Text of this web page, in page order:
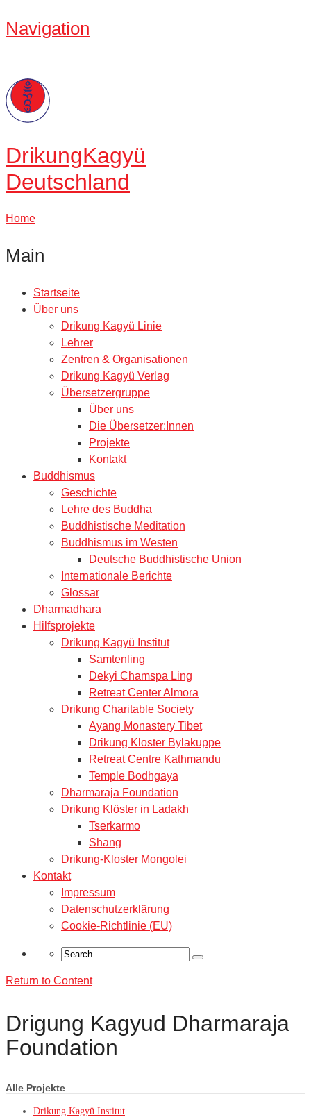
Navigation
DrikungKagyü
Deutschland
Home
Main
Startseite
Über uns
Drikung Kagyü Linie
Lehrer
Zentren & Organisationen
Drikung Kagyü Verlag
Übersetzergruppe
Über uns
Die Übersetzer:Innen
Projekte
Kontakt
Buddhismus
Geschichte
Lehre des Buddha
Buddhistische Meditation
Buddhismus im Westen
Deutsche Buddhistische Union
Internationale Berichte
Glossar
Dharmadhara
Hilfsprojekte
Drikung Kagyü Institut
Samtenling
Dekyi Chamspa Ling
Retreat Center Almora
Drikung Charitable Society
Ayang Monastery Tibet
Drikung Kloster Bylakuppe
Retreat Centre Kathmandu
Temple Bodhgaya
Dharmaraja Foundation
Drikung Klöster in Ladakh
Tserkarmo
Shang
Drikung-Kloster Mongolei
Kontakt
Impressum
Datenschutzerklärung
Cookie-Richtlinie (EU)
Return to Content
Drigung Kagyud Dharmaraja
Foundation
Alle Projekte
Drikung Kagyü Institut